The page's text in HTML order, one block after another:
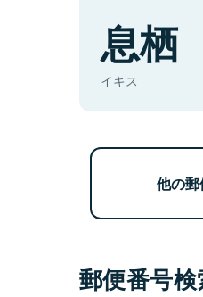
息栖
イキス
他の
郵便番号